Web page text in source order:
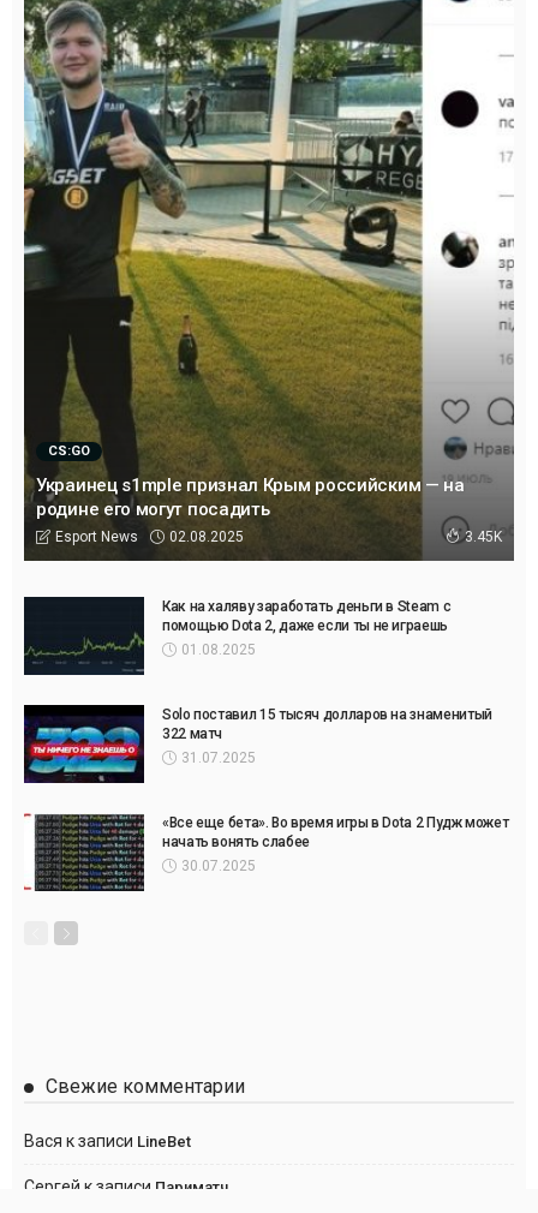
CS:GO
Украинец s1mple признал Крым российским — на
родине его могут посадить
Esport News 02.08.2025 3.45K
Как на халяву заработать деньги в Steam с
помощью Dota 2, даже если ты не играешь
01.08.2025
Solo поставил 15 тысяч долларов на знаменитый
322 матч
31.07.2025
«Все еще бета». Во время игры в Dota 2 Пудж может
начать вонять слабее
30.07.2025
Свежие комментарии
Вася к записи LineBet
Сергей к записи Париматч